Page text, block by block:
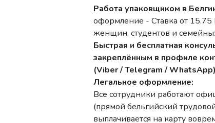
Работа упаковщиком в
оформление - Ставка от
женщин, студентов и
Быстрая и бесплатная
закреплённым в профиле
(Viber / Telegram /
Легальное оформление:
Все сотрудники работают
(прямой бельгийский
выплачивается на карту